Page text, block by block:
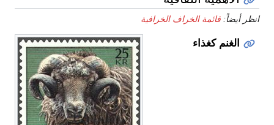
انظر أيضاً: قائمة الخراف الخرافية
الغنم كغذاء